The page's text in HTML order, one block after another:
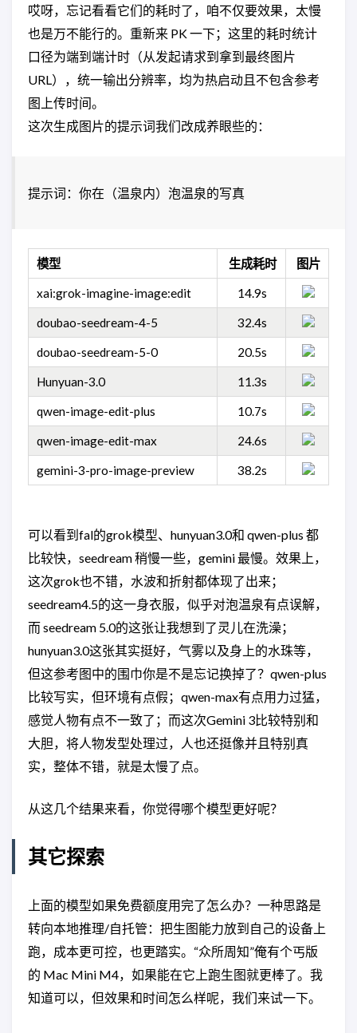
哎呀，忘记看看它们的耗时了，咱不仅要效果，太慢
也是万不能行的。重新来 PK 一下；这里的耗时统计
口径为端到端计时（从发起请求到拿到最终图片
URL），统一输出分辨率，均为热启动且不包含参考
图上传时间。
这次生成图片的提示词我们改成养眼些的：
提示词：你在（温泉内）泡温泉的写真
模型 生成耗时 图片
xai:grok-imagine-image:edit 14.9s
doubao-seedream-4-5 32.4s
doubao-seedream-5-0 20.5s
Hunyuan-3.0 11.3s
qwen-image-edit-plus 10.7s
qwen-image-edit-max 24.6s
gemini-3-pro-image-preview 38.2s
可以看到fal的grok模型、hunyuan3.0和 qwen-plus 都
比较快，seedream 稍慢一些，gemini 最慢。效果上，
这次grok也不错，水波和折射都体现了出来；
seedream4.5的这一身衣服，似乎对泡温泉有点误解，
而 seedream 5.0的这张让我想到了灵儿在洗澡；
hunyuan3.0这张其实挺好，气雾以及身上的水珠等，
但这参考图中的围巾你是不是忘记换掉了？qwen-plus
比较写实，但环境有点假；qwen-max有点用力过猛，
感觉人物有点不一致了；而这次Gemini 3比较特别和
大胆，将人物发型处理过，人也还挺像并且特别真
实，整体不错，就是太慢了点。
从这几个结果来看，你觉得哪个模型更好呢？
其它探索
上面的模型如果免费额度用完了怎么办？一种思路是
转向本地推理/自托管：把生图能力放到自己的设备上
跑，成本更可控，也更踏实。“众所周知”俺有个丐版
的 Mac Mini M4，如果能在它上跑生图就更棒了。我
知道可以，但效果和时间怎么样呢，我们来试一下。